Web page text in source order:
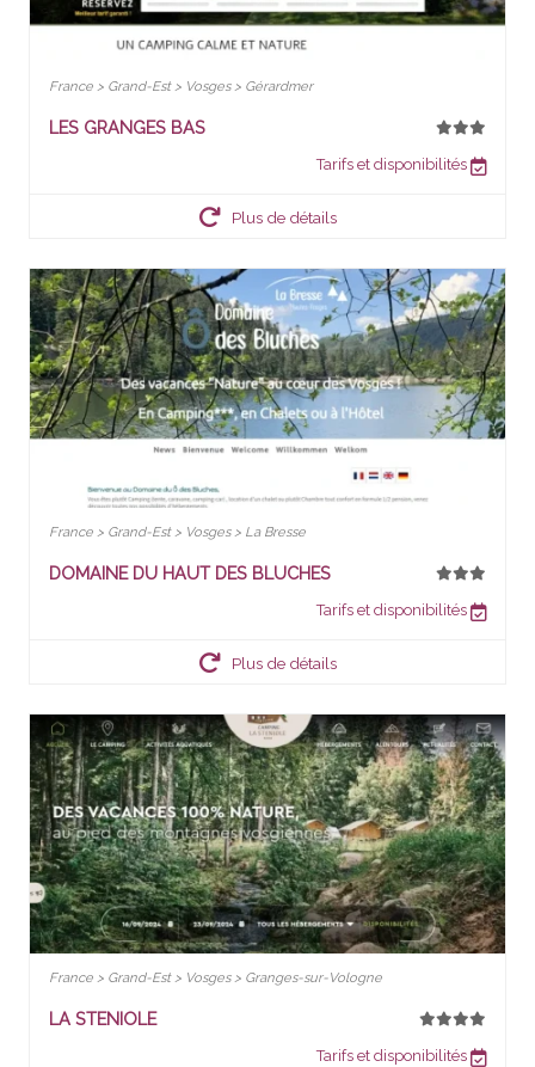
France > Grand-Est > Vosges > Gérardmer
LES GRANGES BAS
Tarifs et disponibilités
Plus de détails
France > Grand-Est > Vosges > La Bresse
DOMAINE DU HAUT DES BLUCHES
Tarifs et disponibilités
Plus de détails
France > Grand-Est > Vosges > Granges-sur-Vologne
LA STENIOLE
Tarifs et disponibilités